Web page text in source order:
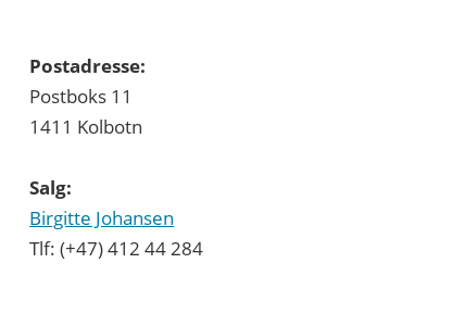
Postadresse:
Postboks 11
1411 Kolbotn
Salg:
Birgitte Johansen
Tlf: (+47) 412 44 284